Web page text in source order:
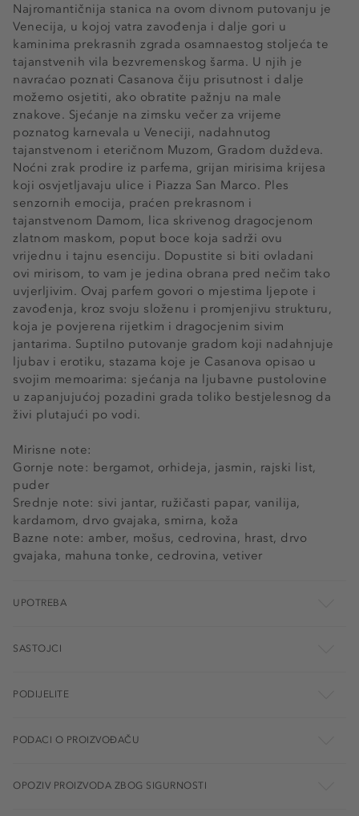
Najromantičnija stanica na ovom divnom putovanju je
Venecija, u kojoj vatra zavođenja i dalje gori u
kaminima prekrasnih zgrada osamnaestog stoljeća te
tajanstvenih vila bezvremenskog šarma. U njih je
navraćao poznati Casanova čiju prisutnost i dalje
možemo osjetiti, ako obratite pažnju na male
znakove. Sjećanje na zimsku večer za vrijeme
poznatog karnevala u Veneciji, nadahnutog
tajanstvenom i eteričnom Muzom, Gradom duždeva.
Noćni zrak prodire iz parfema, grijan mirisima krijesa
koji osvjetljavaju ulice i Piazza San Marco. Ples
senzornih emocija, praćen prekrasnom i
tajanstvenom Damom, lica skrivenog dragocjenom
zlatnom maskom, poput boce koja sadrži ovu
vrijednu i tajnu esenciju. Dopustite si biti ovladani
ovi mirisom, to vam je jedina obrana pred nečim tako
uvjerljivim. Ovaj parfem govori o mjestima ljepote i
zavođenja, kroz svoju složenu i promjenjivu strukturu,
koja je povjerena rijetkim i dragocjenim sivim
jantarima. Suptilno putovanje gradom koji nadahnjuje
ljubav i erotiku, stazama koje je Casanova opisao u
svojim memoarima: sjećanja na ljubavne pustolovine
u zapanjujućoj pozadini grada toliko bestjelesnog da
živi plutajući po vodi.
Mirisne note:
Gornje note: bergamot, orhideja, jasmin, rajski list,
puder
Srednje note: sivi jantar, ružičasti papar, vanilija,
kardamom, drvo gvajaka, smirna, koža
Bazne note: amber, mošus, cedrovina, hrast, drvo
gvajaka, mahuna tonke, cedrovina, vetiver
UPOTREBA
SASTOJCI
PODIJELITE
PODACI O PROIZVOĐAČU
OPOZIV PROIZVODA ZBOG SIGURNOSTI